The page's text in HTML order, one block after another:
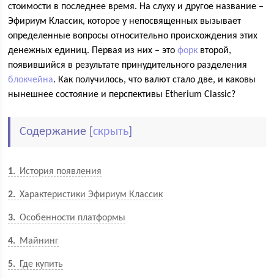
стоимости в последнее время. На слуху и другое название –
Эфириум Классик, которое у непосвященных вызывает
определенные вопросы относительно происхождения этих
денежных единиц. Первая из них – этофорк второй,
появившийся в результате принудительного разделения
блокчейна. Как получилось, что валют стало две, и каковы
нынешнее состояние и перспективы Etherium Classic?
Содержание [скрыть
1 История появления
2 Характеристики Эфириум Классик
3 Особенности платформы
4 Майнинг
5 Где купить